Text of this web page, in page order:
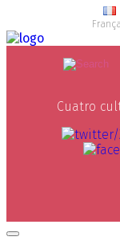
Cuatro